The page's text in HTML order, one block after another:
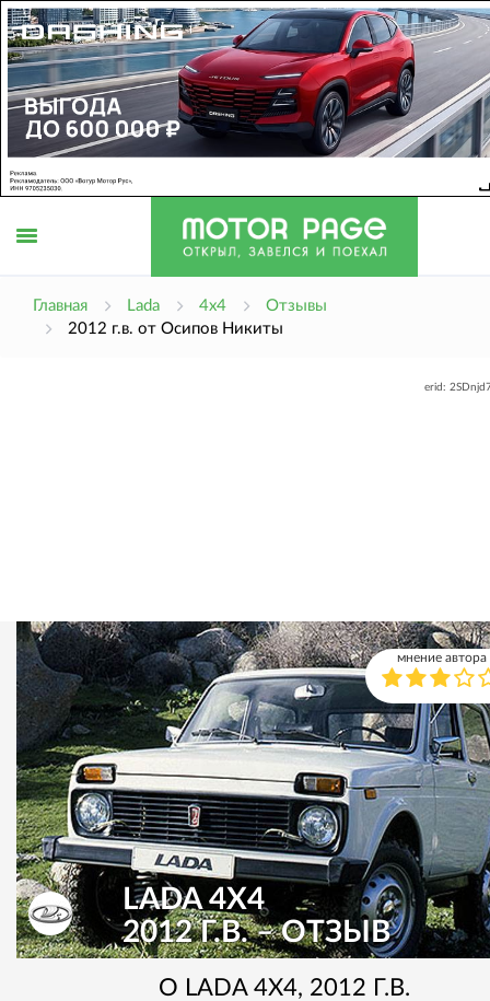
Главная Lada 4x4
Отзывы
2012 г.в. от Осипов Никиты
erid:
LADA 4X4
2012 Г.В. – ОТЗЫВ
мнение автора
О LADA 4X4, 2012 Г.В.